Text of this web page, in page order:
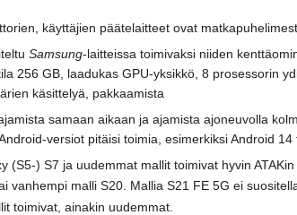
käyttäjien päätelaitteet ovat
Samsung-laitteissa toimivaksi niiden
256 GB, laadukas GPU-yksikkö, 8 prosessorin
käsittelyä, pakkaamista
samaan aikaan ja ajamista ajoneuvolla
versiot pitäisi toimia, esimerkiksi Android 14
(S5-) S7 ja uudemmat mallit toimivat hyvin ATAKin
vanhempi malli S20. Mallia S21 FE 5G ei
toimivat, ainakin uudemmat.